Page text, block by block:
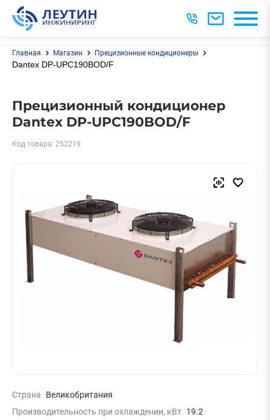
Главная Магазин Прецизионные кондиционеры
Dantex DP-UPC190BOD/F
Прецизионный кондиционер
Dantex DP-UPC190BOD/F
Код товара: 252219
Страна
Великобритания
Производительность при охлаждении, кВт 19.2